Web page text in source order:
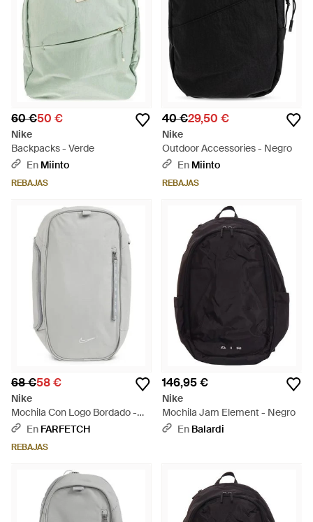
60 €50 €
Nike
Backpacks - Verde
En Miinto
REBAJAS
40 €29,50 €
Nike
Outdoor Accessories - Negro
En Miinto
REBAJAS
68 €58 €
Nike
Mochila Con Logo Bordado -
GrisEn FARFETCH
REBAJAS
146,95 €
Nike
Mochila Jam Element - Negro
En Balardi